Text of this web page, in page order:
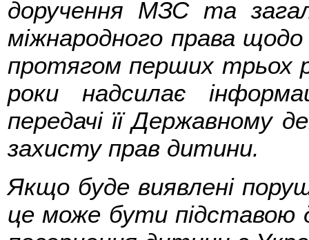
доручення МЗС та
міжнародного права щодо
протягом перших трьох
роки надсилає
передачі її Державному
захисту прав дитини.
Якщо буде виявлені
це може бути підставою